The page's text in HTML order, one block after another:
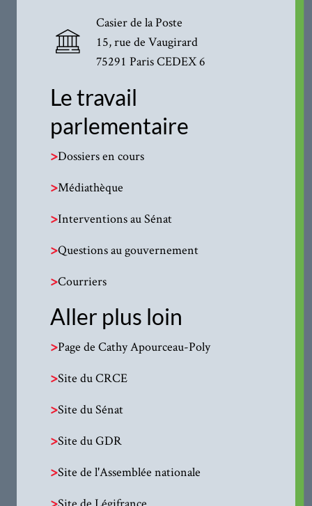
Casier de la Poste
15, rue de Vaugirard
75291 Paris CEDEX 6
Le travail
parlementaire
>Dossiers en cours
>Médiathèque
>Interventions au Sénat
>Questions au gouvernement
>Courriers
Aller plus loin
>Page de Cathy Apourceau-Poly
>Site du CRCE
>Site du Sénat
>Site du GDR
>Site de l'Assemblée nationale